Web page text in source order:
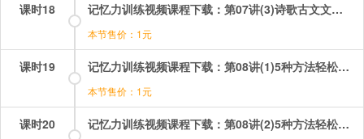
课时18 记忆力训练视频课程下载：第07讲(3)诗歌古文文章轻松记 第3段.mp4
本节售价：1元
课时19 记忆力训练视频课程下载：第08讲(1)5种方法轻松记文综 第1段.mp4
本节售价：1元
课时20 记忆力训练视频课程下载：第08讲(2)5种方法轻松记文综 第2段.mp4